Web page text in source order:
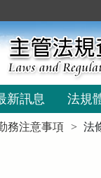
新訊息 法規
務注意事項 法